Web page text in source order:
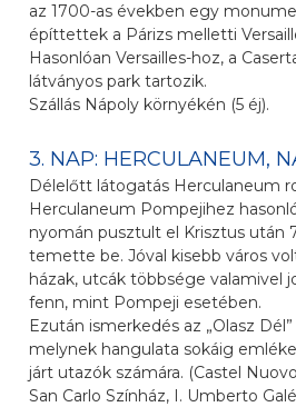
az 1700-as években egy
építtettek a Párizs melletti
Hasonlóan Versailles-hoz, a
látványos park tartozik.
Szállás Nápoly környékén (5 éj).
3. NAP: HERCULANEUM,
Délelőtt látogatás Herculaneum
Herculaneum Pompejihez
nyomán pusztult el Krisztus után
temette be. Jóval kisebb város
házak, utcák többsége valamivel
fenn, mint Pompeji esetében.
Ezután ismerkedés az „Olasz
melynek hangulata sokáig
járt utazók számára. (Castel
San Carlo Színház, I. Umberto